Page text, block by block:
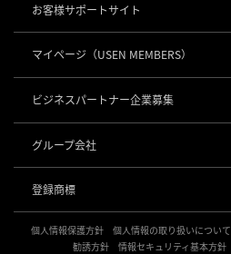
事業所一覧
店舗DX
グループ会社
USENセルフレジ
USENレジTAB HEALTHCARE
USEN ハンディ
USEN Mobile Order
USEN Tablet Order
USEN Order & Pay
USEN My Menu Premium
キャッシュレス決済
USEN PAY
USEN PAY QR
KettyBot Pro（配膳）
PuduBot2（配膳）
BellaBot Pro（配膳）
PUDU T300（運搬）
PUDU CC1（清掃）
KLEENBOT C30（清掃）
集客・予約
USEN SMART RESERVE
ヒトサラ
サロン向け予約システム
「USEN RESERVE BEAUTY」
⁩音楽配信
USEN MUSIC Entertainment
OTORAKU -音・楽-
CM録音機能つきBGM
通信
USEN AIR UNLIMITED
USEN AIR
USEN光
USEN PHONE
防犯カメラ
お客様サポートサイト
マイページ （USEN MEMBERS）
ビジネスパートナー企業募集
グループ会社
USEN & U-NEXT GROUP
株式会社 U-NEXT HOLDINGS
登録商標
登録第７０２６８８０号
個人情報保護方針 個人情報の取り扱いについて
勧誘方針
情報セキュリティ基本方針